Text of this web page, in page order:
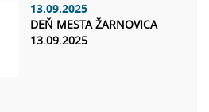
13.09.2025
DEŇ MESTA ŽARNOVICA
13.09.2025